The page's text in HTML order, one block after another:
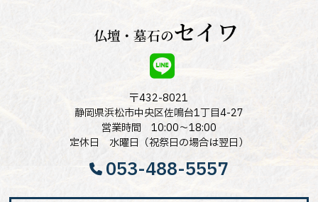
〒432-8021
静岡県浜松市中央区佐鳴台1丁目4-27
営業時間 10:00～18:00
定休日 水曜日（祝祭日の場合は翌日）
053-488-5557